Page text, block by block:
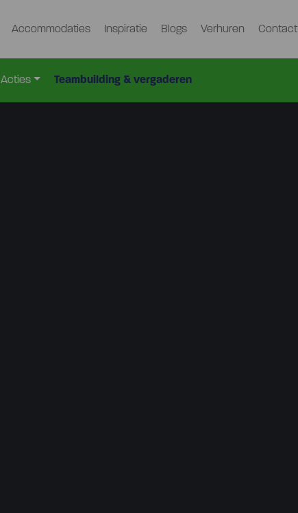
Accommodaties Inspiratie Blogs Verhuren Contact
Acties Teambuilding & vergaderen